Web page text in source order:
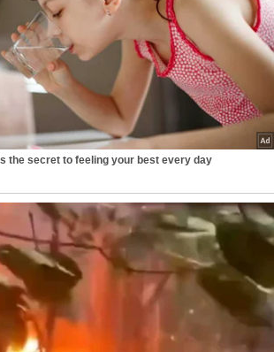
the secret to feeling your best every day